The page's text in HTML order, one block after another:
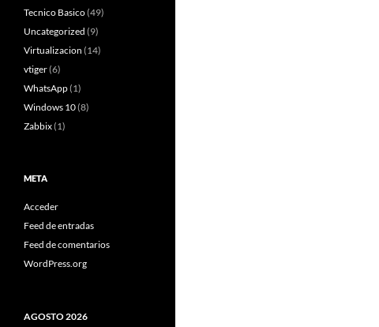
Tecnico Basico(49)
Uncategorized (9)
Virtualizacion (14)
vtiger(6)
WhatsApp(1)
Windows 10(8)
Zabbix(1)
META
Acceder
Feed de entradas
Feed de comentarios
WordPress.org
AGOSTO 2026